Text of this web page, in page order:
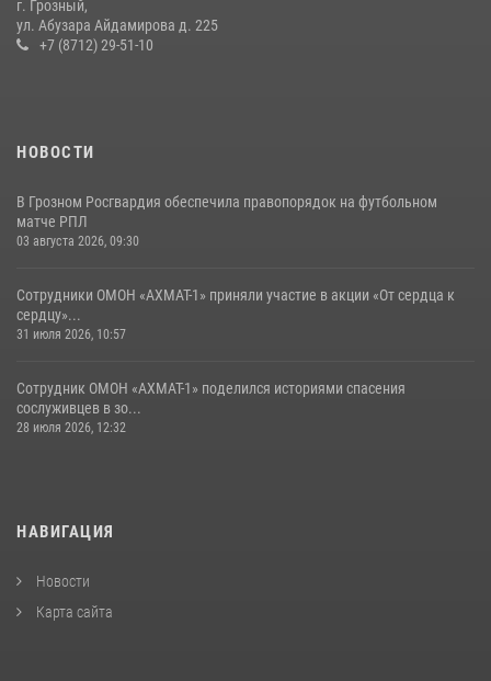
Сотрудник ОМОН «АХМАТ-1» поделился историями спасения
сослуживцев в зоне СВО
г. Грозный,
ул. Абузара Айдамирова д. 225
+7 (8712) 29-51-10
НОВОСТИ
В Грозном Росгвардия обеспечила правопорядок на футбольном
матче РПЛ
03 августа 2026, 09:30
Сотрудники ОМОН «АХМАТ-1» приняли участие в акции «От сердца к
сердцу»...
31 июля 2026, 10:57
Сотрудник ОМОН «АХМАТ-1» поделился историями спасения
сослуживцев в зо...
28 июля 2026, 12:32
НАВИГАЦИЯ
Новости
Карта сайта